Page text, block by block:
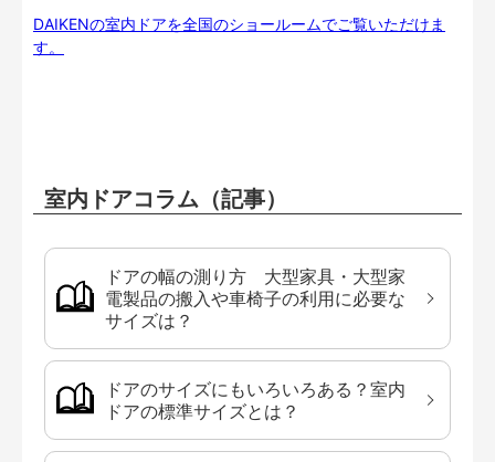
DAIKENの室内ドアを全国のショールームでご覧いただけま
す。
室内ドアコラム（記事）
ドアの幅の測り方 大型家具・大型家
電製品の搬入や車椅子の利用に必要な
サイズは？
ドアのサイズにもいろいろある？室内
ドアの標準サイズとは？